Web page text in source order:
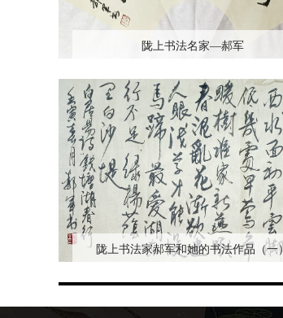
陇上书法名家—郝军
陇上书法家郝军和她的书法作品（一）